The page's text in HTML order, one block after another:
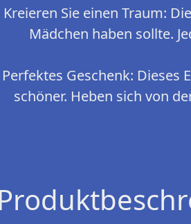
Kreieren Sie einen Traum:
Mädchen haben sollte.
Perfektes Geschenk: Dieses
schöner. Heben sich von